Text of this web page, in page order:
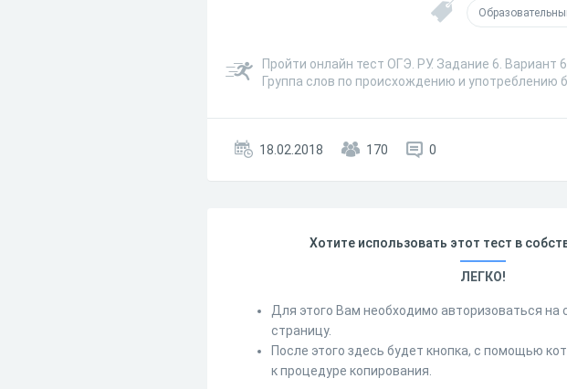
Пройти онлайн тест ОГЭ. РУ. Задание 6. Вариант
Группа слов по происхождению и употреблению
18.02.2018 170 0
Хотите использовать этот тест в
ЛЕГКО!
Для этого Вам необходимо авторизоваться на
страницу.
После этого здесь будет кнопка, с помощью
к процедуре копирования.